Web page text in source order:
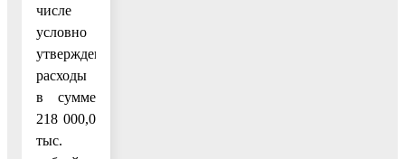
числе
условно
утвержденные
расходы
в сумме
218 000,0
тыс.